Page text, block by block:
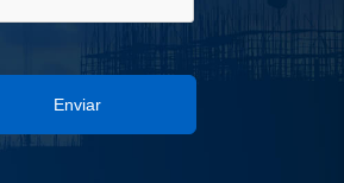
Enviar